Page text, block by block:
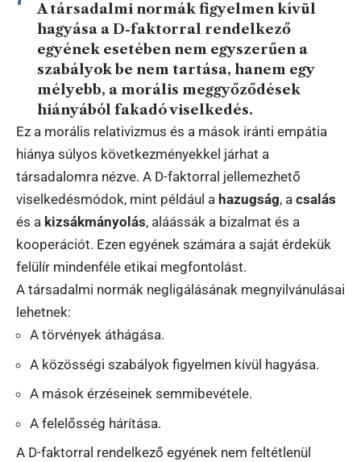
A társadalmi normák figyelmen kívül
hagyása a D-faktorral rendelkező
egyének esetében nem egyszerűen a
szabályok be nem tartása, hanem egy
mélyebb, a morális meggyőződések
hiányából fakadó viselkedés.
Ez a morális relativizmus és a mások iránti empátia
hiánya súlyos következményekkel járhat a
társadalomra nézve. A D-faktorral jellemezhető
viselkedésmódok, mint például a hazugság, a csalás
és a kizsákmányolás, aláássák a bizalmat és a
kooperációt. Ezen egyének számára a saját érdekük
felülír mindenféle etikai megfontolást.
A társadalmi normák negligálásának megnyilvánulásai
lehetnek:
A törvények áthágása.
A közösségi szabályok figyelmen kívül hagyása.
A mások érzéseinek semmibevétele.
A felelősség hárítása.
A D-faktorral rendelkező egyének nem feltétlenül